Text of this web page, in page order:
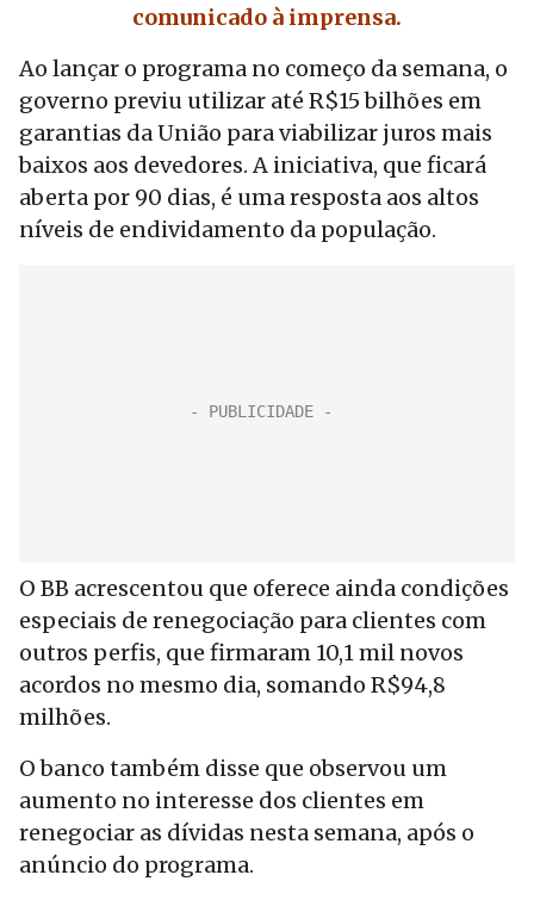
comunicado à imprensa.
Ao lançar o programa no começo da semana, o
governo previu utilizar até R$15 bilhões em
garantias da União para viabilizar juros mais
baixos aos devedores. A iniciativa, que ficará
aberta por 90 dias, é uma resposta aos altos
níveis de endividamento da população.
O BB acrescentou que oferece ainda condições
especiais de renegociação para clientes com
outros perfis, que firmaram 10,1 mil novos
acordos no mesmo dia, somando R$94,8
milhões.
O banco também disse que observou um
aumento no interesse dos clientes em
renegociar as dívidas nesta semana, após o
anúncio do programa.